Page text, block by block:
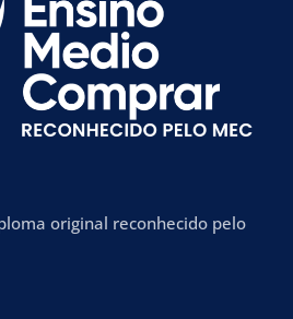
original reconhecido pelo